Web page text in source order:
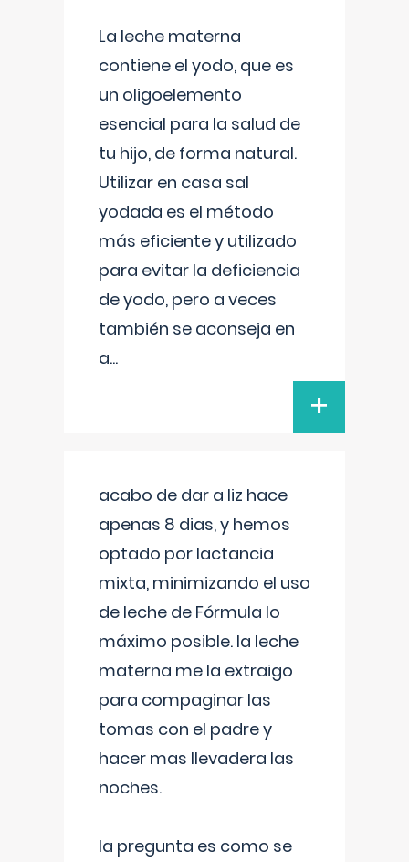
La leche materna
contiene el yodo, que es
un oligoelemento
esencial para la salud de
tu hijo, de forma natural.
Utilizar en casa sal
yodada es el método
más eficiente y utilizado
para evitar la deficiencia
de yodo, pero a veces
también se aconseja en
a...
+
acabo de dar a liz hace
apenas 8 dias, y hemos
optado por lactancia
mixta, minimizando el uso
de leche de Fórmula lo
máximo posible. la leche
materna me la extraigo
para compaginar las
tomas con el padre y
hacer mas llevadera las
noches.
la pregunta es como se